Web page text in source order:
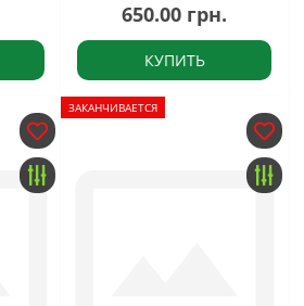
650.00 грн.
КУПИТЬ
ЗАКАНЧИВАЕТСЯ